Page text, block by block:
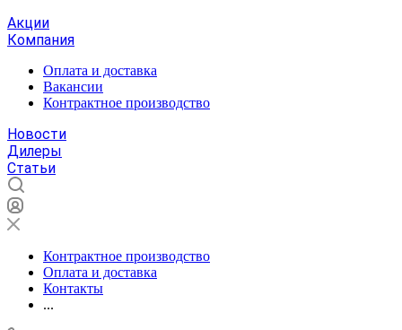
Акции
Компания
Оплата и доставка
Вакансии
Контрактное производство
Новости
Дилеры
Статьи
Контрактное производство
Оплата и доставка
Контакты
...